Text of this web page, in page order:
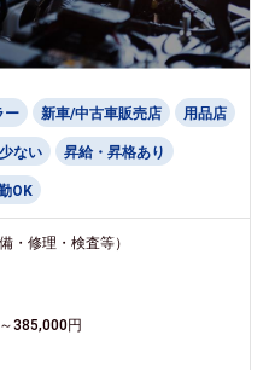
ー 新車/中古車販売店 用品店
ない 昇給・昇格あり
OK
・修理・検査等）
385,000円